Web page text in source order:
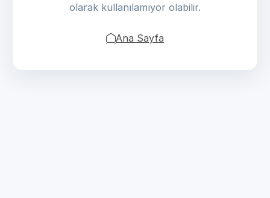
olarak kullanılamıyor olabilir.
Ana Sayfa